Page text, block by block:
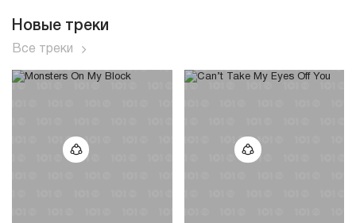
Новые треки
Все треки